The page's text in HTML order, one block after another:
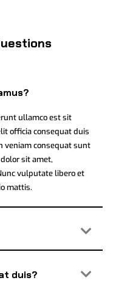
ullamco est sit
officia consequat duis
veniam consequat sunt
sit amet,
vulputate libero et
mattis.
duis?